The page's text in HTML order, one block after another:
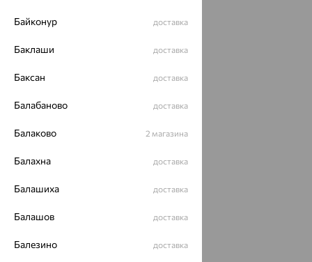
Байконур доставка
Баклаши доставка
Баксан доставка
Балабаново доставка
Балаково 2 магазина
Балахна доставка
Балашиха доставка
Балашов доставка
Балезино доставка